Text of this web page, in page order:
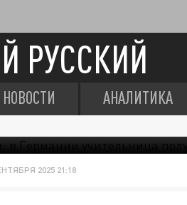
РУССКИЙ
НОВОСТИ АНАЛИТИКА
2025 21:18